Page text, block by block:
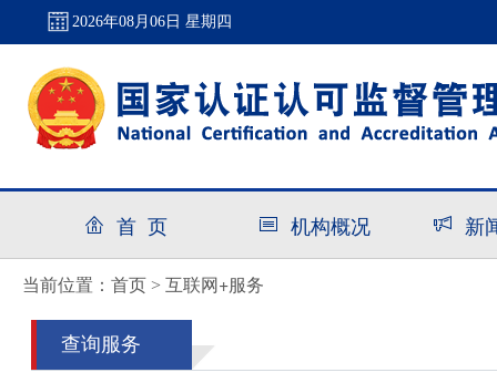
2026年08月06日 星期四
首 页 机构概况 新
当前位置： 首页 > 互联网+服务
查询服务